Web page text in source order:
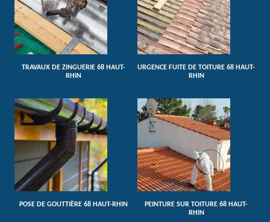
TRAVAUX DE ZINGUERIE 68 HAUT-
RHIN
URGENCE FUITE DE TOITURE 68 HAUT-
RHIN
POSE DE GOUTTIÈRE 68 HAUT-RHIN
PEINTURE SUR TOITURE 68 HAUT-
RHIN